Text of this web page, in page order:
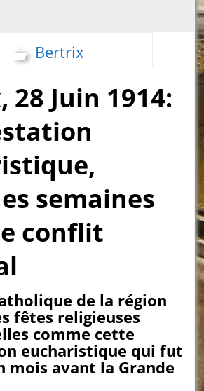
Bertrix
28 Juin 1914:
semaines
conflit
de la région
fêtes religieuses
comme cette
eucharistique qui fut
mois avant la Grande